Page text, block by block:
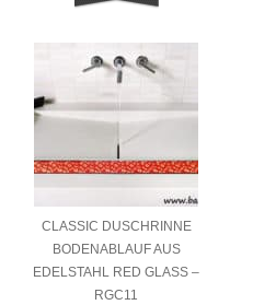
CLASSIC DUSCHRINNE
BODENABLAUF AUS
EDELSTAHL RED GLASS –
RGC11